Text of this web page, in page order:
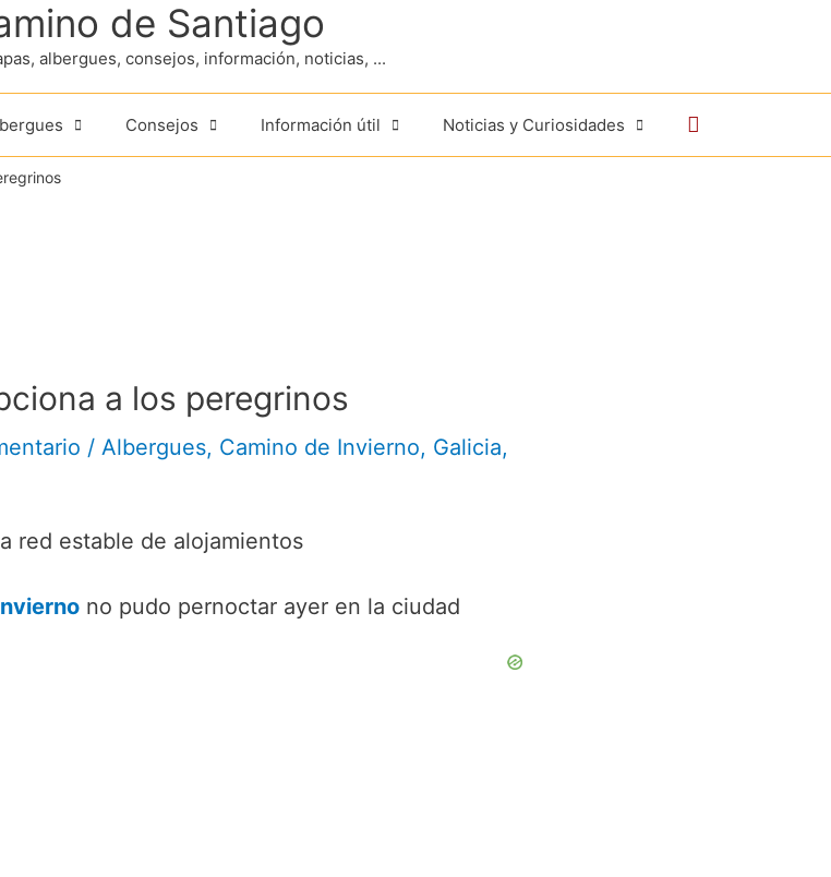
de Santiago
albergues, consejos, información, noticias, ...
Consejos Información útil Noticias y Curiosidades Buscar
a los peregrinos
/ Albergues, Camino de Invierno, Galicia,
red estable de alojamientos
no pudo pernoctar ayer en la ciudad